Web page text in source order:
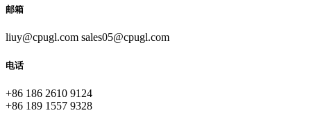
邮箱
liuy@cpugl.com sales05@cpugl.com
电话
+86 186 2610 9124
+86 189 1557 9328